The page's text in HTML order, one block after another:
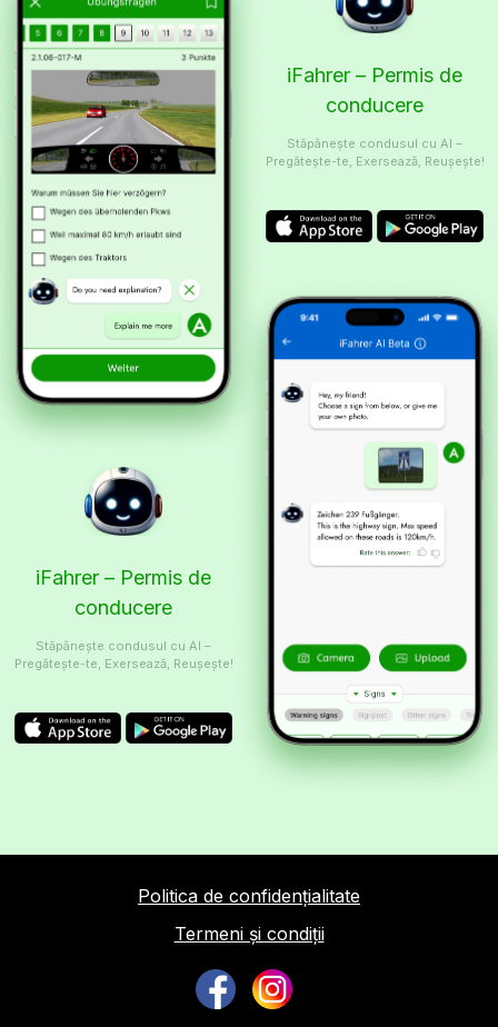
iFahrer – Permis de
conducere
Stăpânește condusul cu AI –
Pregătește-te, Exersează, Reușește!
iFahrer – Permis de
conducere
Stăpânește condusul cu AI –
Pregătește-te, Exersează, Reușește!
Politica de confidențialitate
Termeni și condiții